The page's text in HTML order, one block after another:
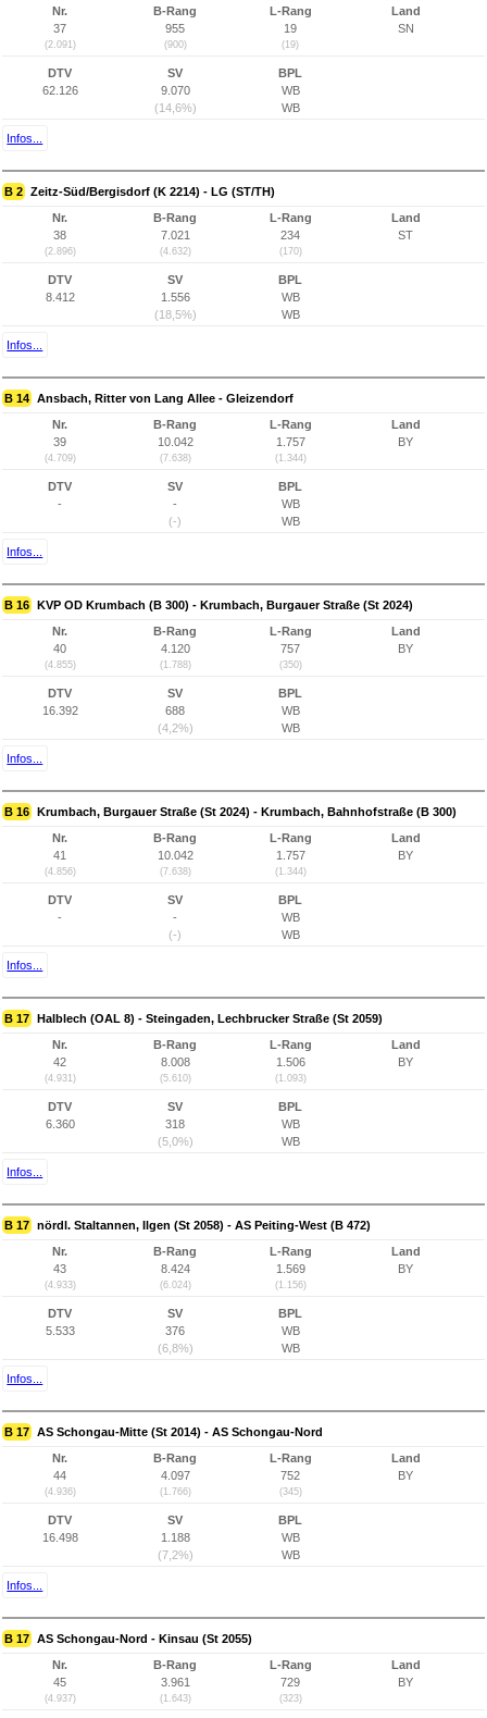
Nr.
37
(2.091)
B-Rang
955
(900)
L-Rang
19
(19)
Land
SN
DTV
62.126
SV
9.070
(14,6%)
BPL
WB
WB
Infos...
B 2 Zeitz-Süd/Bergisdorf (K 2214) - LG (ST/TH)
Nr.
38
(2.896)
B-Rang
7.021
(4.632)
L-Rang
234
(170)
Land
ST
DTV
8.412
SV
1.556
(18,5%)
BPL
WB
WB
Infos...
B 14 Ansbach, Ritter von Lang Allee - Gleizendorf
Nr.
39
(4.709)
B-Rang
10.042
(7.638)
L-Rang
1.757
(1.344)
Land
BY
DTV
-
SV
-
(-)
BPL
WB
WB
Infos...
B 16 KVP OD Krumbach (B 300) - Krumbach, Burgauer Straße (St 2024)
Nr.
40
(4.855)
B-Rang
4.120
(1.788)
L-Rang
757
(350)
Land
BY
DTV
16.392
SV
688
(4,2%)
BPL
WB
WB
Infos...
B 16 Krumbach, Burgauer Straße (St 2024) - Krumbach, Bahnhofstraße (B 300)
Nr.
41
(4.856)
B-Rang
10.042
(7.638)
L-Rang
1.757
(1.344)
Land
BY
DTV
-
SV
-
(-)
BPL
WB
WB
Infos...
B 17 Halblech (OAL 8) - Steingaden, Lechbrucker Straße (St 2059)
Nr.
42
(4.931)
B-Rang
8.008
(5.610)
L-Rang
1.506
(1.093)
Land
BY
DTV
6.360
SV
318
(5,0%)
BPL
WB
WB
Infos...
B 17 nördl. Staltannen, Ilgen (St 2058) - AS Peiting-West (B 472)
Nr.
43
(4.933)
B-Rang
8.424
(6.024)
L-Rang
1.569
(1.156)
Land
BY
DTV
5.533
SV
376
(6,8%)
BPL
WB
WB
Infos...
B 17 AS Schongau-Mitte (St 2014) - AS Schongau-Nord
Nr.
44
(4.936)
B-Rang
4.097
(1.766)
L-Rang
752
(345)
Land
BY
DTV
16.498
SV
1.188
(7,2%)
BPL
WB
WB
Infos...
B 17 AS Schongau-Nord - Kinsau (St 2055)
Nr.
45
(4.937)
B-Rang
3.961
(1.643)
L-Rang
729
(323)
Land
BY